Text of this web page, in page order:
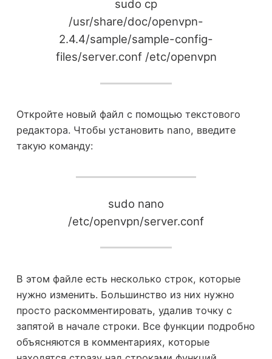
sudo cp
/usr/share/doc/openvpn-
2.4.4/sample/sample-config-
files/server.conf /etc/openvpn
Откройте новый файл с помощью текстового
редактора. Чтобы установить nano, введите
такую команду:
sudo nano
/etc/openvpn/server.conf
В этом файле есть несколько строк, которые
нужно изменить. Большинство из них нужно
просто раскомментировать, удалив точку с
запятой в начале строки. Все функции подробно
объясняются в комментариях, которые